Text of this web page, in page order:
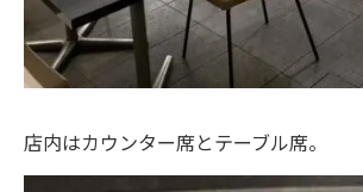
店内はカウンター席とテーブル席。